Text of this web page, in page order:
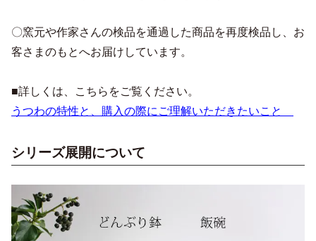
〇窯元や作家さんの検品を通過した商品を再度検品し、お
客さまのもとへお届けしています。
■詳しくは、こちらをご覧ください。
うつわの特性と、購入の際にご理解いただきたいこと
シリーズ展開について